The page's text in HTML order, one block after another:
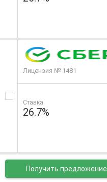
Лицензия № 1481
Ставка
26.7%
Получить предложение